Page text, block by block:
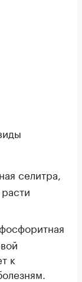
селитра,
к